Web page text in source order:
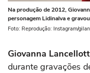
Na produção de 2012,
personagem Lidinalva e
Foto: Reprodução: Instagram/
Giovanna
durante gravações